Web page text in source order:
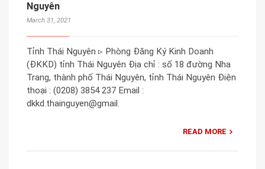
Nguyên
March 31, 2021
Tỉnh Thái Nguyên ▹ Phòng Đăng Ký Kinh Doanh
(ĐKKD) tỉnh Thái Nguyên Địa chỉ : số 18 đường Nha
Trang, thành phố Thái Nguyên, tỉnh Thái Nguyên Điện
thoại : (0208) 3854 237 Email :
dkkd.thainguyen@gmail.
READ MORE